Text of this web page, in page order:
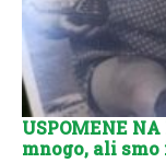
USPOMENE
mnogo, ali